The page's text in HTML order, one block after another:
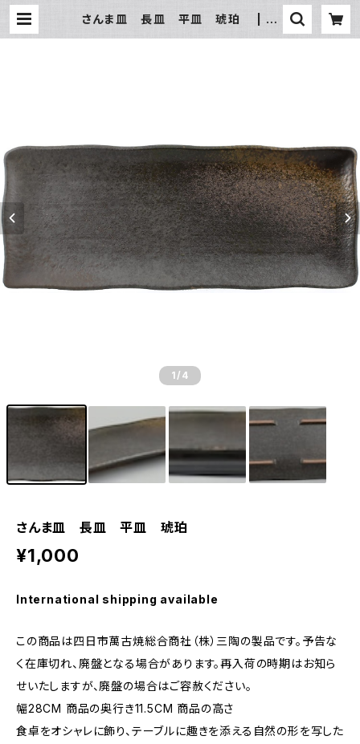
さんま皿 長皿 平皿 琥珀 | 氷
1 /4
さんま皿 長皿 平皿 琥珀
¥1,000
International shipping available
この商品は四日市萬古焼総合商社（株）三陶の製品です。予告な
く在庫切れ、廃盤となる場合があります。再入荷の時期はお知ら
せいたしますが、廃盤の場合はご容赦ください。
幅28CM 商品の奥行き11.5CM 商品の高さ
食卓をオシャレに飾り、テーブルに趣きを添える自然の形を写した